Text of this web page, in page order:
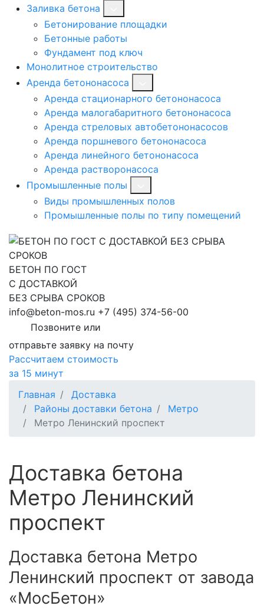
Заливка бетона
Бетонирование площадки
Бетонные работы
Фундамент под ключ
Монолитное строительство
Аренда бетононасоса
Аренда стационарного бетононасоса
Аренда малогабаритного бетононасоса
Аренда стреловых автобетононасосов
Аренда поршневого бетононасоса
Аренда линейного бетононасоса
Аренда растворонасоса
Промышленные полы
Виды промышленных полов
Промышленные полы по типу помещений
БЕТОН ПО ГОСТ
С ДОСТАВКОЙ
БЕЗ СРЫВА СРОКОВ
info@beton-mos.ru +7 (495) 374-56-00
Позвоните или
отправьте заявку на почту
Рассчитаем стоимость
за 15 минут
Главная
Доставка
Районы доставки бетона
Метро
Метро Ленинский проспект
Доставка бетона
Метро Ленинский
проспект
Доставка бетона Метро
Ленинский проспект от завода
«МосБетон»